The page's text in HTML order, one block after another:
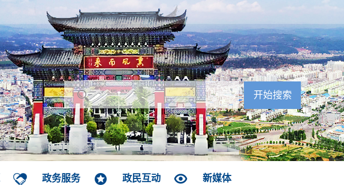
政务服务 政民互动 新媒体